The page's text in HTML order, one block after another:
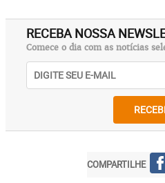
RECEBA NOSSA
Comece o dia com as notícias
COMPARTILHE